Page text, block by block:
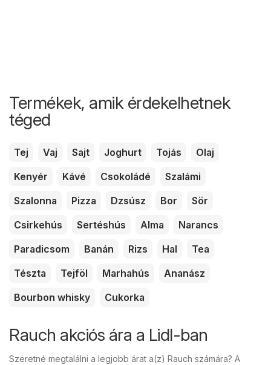
Termékek, amik érdekelhetnek
téged
Tej Vaj Sajt Joghurt Tojás
Olaj
Kenyér
Kávé Csokoládé
Szalámi
Szalonna
Pizza Dzsúsz Bor
Sör
Csirkehús
Sertéshús Alma
Narancs
Paradicsom
Banán Rizs Hal
Tea
Tészta
Tejföl Marhahús
Ananász
Bourbon whisky
Cukorka
Rauch akciós ára a Lidl-ban
Szeretné megtalálni a legjobb árat a(z) Rauch számára? A